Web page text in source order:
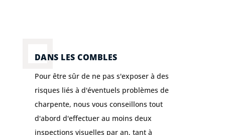
DANS LES COMBLES
Pour être sûr de ne pas s'exposer à des
risques liés à d'éventuels problèmes de
charpente, nous vous conseillons tout
d'abord d'effectuer au moins deux
inspections visuelles par an, tant à